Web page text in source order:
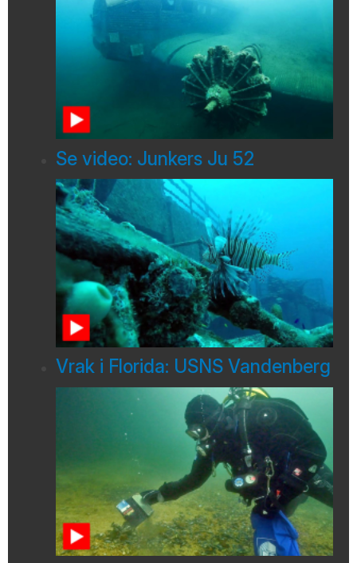
Se video: Junkers Ju 52
Vrak i Florida: USNS Vandenberg